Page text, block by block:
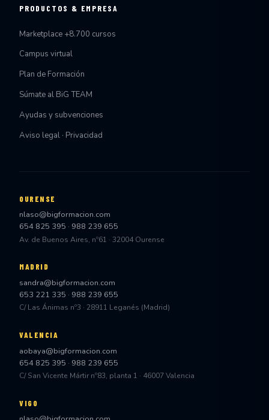
PRODUCTOS & EMPRESA
Marketplace +8.700 cursos
Campus virtual
Plan de Formación
Súmate al BiG TEAM
Ayudas y subvenciones
Aviso legal · Privacidad
OURENSE
nlaso@bigformacion.com
654 825 395 · 988 239 655
Av. de Buenos Aires, nº61 · 32004 Ourense
MADRID
sandra@bigformacion.com
653 221 335 · 988 239 655
C/ Las Ánimas nº3 · 28911 Leganés (Madrid)
VALENCIA
aobaya@bigformacion.com
654 825 395 · 988 239 655
C/ San Vicente Mártir nº83, planta 1 · 46007 Valencia
VIGO